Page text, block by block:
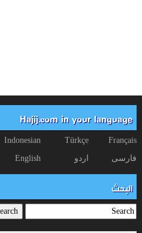
Hajij.com in your language
Français
Türkçe
Indonesian
فارسی
اردو English
البحث